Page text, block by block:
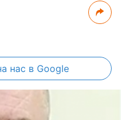
нас в Google